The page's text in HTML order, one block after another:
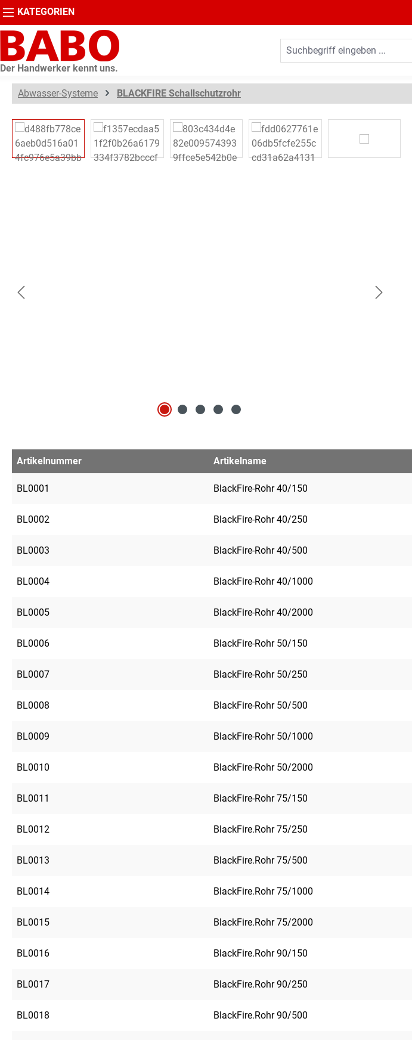
Zur Hauptnavigation springen
Der Handwerker kennt uns.
KATEGORIEN
Abwasser-Systeme BLACKFIRE Schallschutzrohr
Bildergalerie überspringen
Artikelnummer Artikelname
BL0001 BlackFire-Rohr 40/150
BL0002 BlackFire-Rohr 40/250
BL0003 BlackFire-Rohr 40/500
BL0004 BlackFire-Rohr 40/1000
BL0005 BlackFire-Rohr 40/2000
BL0006 BlackFire-Rohr 50/150
BL0007 BlackFire-Rohr 50/250
BL0008 BlackFire-Rohr 50/500
BL0009 BlackFire-Rohr 50/1000
BL0010 BlackFire-Rohr 50/2000
BL0011 BlackFire-Rohr 75/150
BL0012 BlackFire.Rohr 75/250
BL0013 BlackFire.Rohr 75/500
BL0014 BlackFire.Rohr 75/1000
BL0015 BlackFire.Rohr 75/2000
BL0016 BlackFire.Rohr 90/150
BL0017 BlackFire.Rohr 90/250
BL0018 BlackFire.Rohr 90/500